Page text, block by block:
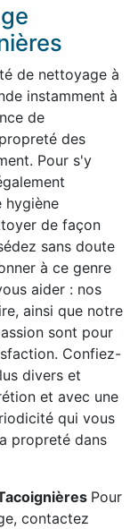
de nettoyage à
instamment à
de
des
Pour s'y
hygiène
de façon
sans doute
à ce genre
aider : nos
ainsi que notre
sont pour
Confiez-
divers et
et avec une
qui vous
propreté dans
Pour
contactez